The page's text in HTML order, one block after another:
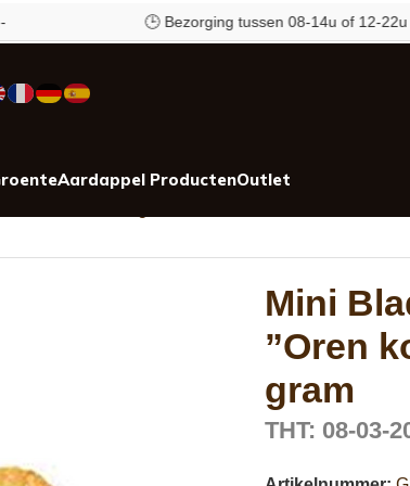
🕒 Bezorging tussen 08-14u of 12-22u
Aardappel ProductenOutlet
Mini
”Oren
gram
THT: 08-03-